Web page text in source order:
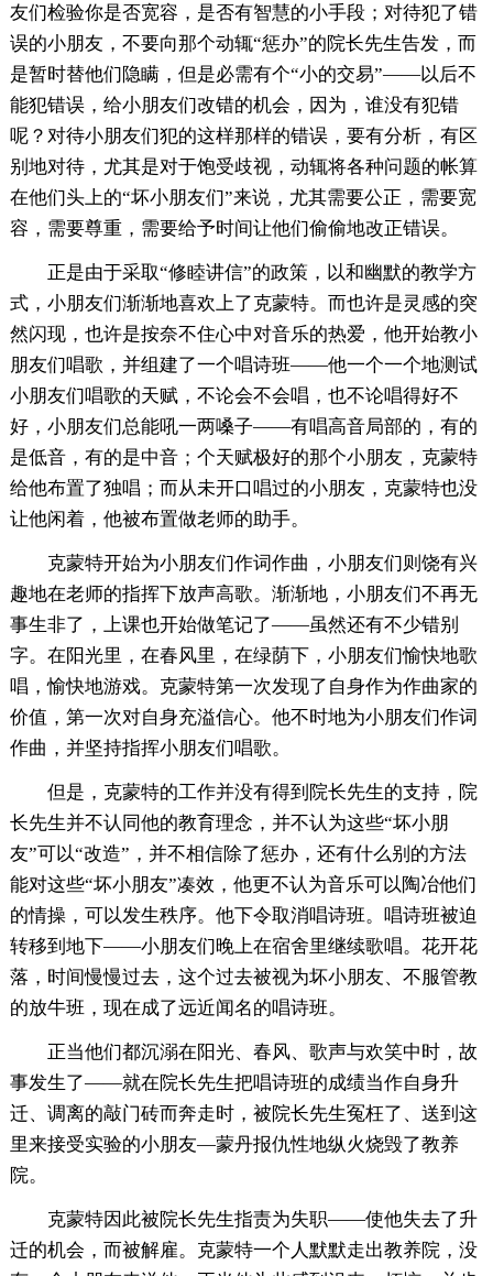
友们检验你是否宽容，是否有智慧的小手段；对待犯了错
误的小朋友，不要向那个动辄“惩办”的院长先生告发，而
是暂时替他们隐瞒，但是必需有个“小的交易”——以后不
能犯错误，给小朋友们改错的机会，因为，谁没有犯错
呢？对待小朋友们犯的这样那样的错误，要有分析，有区
别地对待，尤其是对于饱受歧视，动辄将各种问题的帐算
在他们头上的“坏小朋友们”来说，尤其需要公正，需要宽
容，需要尊重，需要给予时间让他们偷偷地改正错误。
正是由于采取“修睦讲信”的政策，以和幽默的教学方
式，小朋友们渐渐地喜欢上了克蒙特。而也许是灵感的突
然闪现，也许是按奈不住心中对音乐的热爱，他开始教小
朋友们唱歌，并组建了一个唱诗班——他一个一个地测试
小朋友们唱歌的天赋，不论会不会唱，也不论唱得好不
好，小朋友们总能吼一两嗓子——有唱高音局部的，有的
是低音，有的是中音；个天赋极好的那个小朋友，克蒙特
给他布置了独唱；而从未开口唱过的小朋友，克蒙特也没
让他闲着，他被布置做老师的助手。
克蒙特开始为小朋友们作词作曲，小朋友们则饶有兴
趣地在老师的指挥下放声高歌。渐渐地，小朋友们不再无
事生非了，上课也开始做笔记了——虽然还有不少错别
字。在阳光里，在春风里，在绿荫下，小朋友们愉快地歌
唱，愉快地游戏。克蒙特第一次发现了自身作为作曲家的
价值，第一次对自身充溢信心。他不时地为小朋友们作词
作曲，并坚持指挥小朋友们唱歌。
但是，克蒙特的工作并没有得到院长先生的支持，院
长先生并不认同他的教育理念，并不认为这些“坏小朋
友”可以“改造”，并不相信除了惩办，还有什么别的方法
能对这些“坏小朋友”凑效，他更不认为音乐可以陶冶他们
的情操，可以发生秩序。他下令取消唱诗班。唱诗班被迫
转移到地下——小朋友们晚上在宿舍里继续歌唱。花开花
落，时间慢慢过去，这个过去被视为坏小朋友、不服管教
的放牛班，现在成了远近闻名的唱诗班。
正当他们都沉溺在阳光、春风、歌声与欢笑中时，故
事发生了——就在院长先生把唱诗班的成绩当作自身升
迁、调离的敲门砖而奔走时，被院长先生冤枉了、送到这
里来接受实验的小朋友—蒙丹报仇性地纵火烧毁了教养
院。
克蒙特因此被院长先生指责为失职——使他失去了升
迁的机会，而被解雇。克蒙特一个人默默走出教养院，没